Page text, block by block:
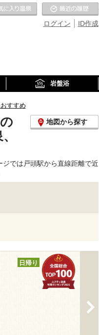
ID作成
ログイン
お気に入りの温泉
岩盤浴
すすめ
地図から探す
では戸頭駅から直線距離で近
日帰り